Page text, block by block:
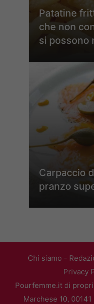
Patatine
che non
si possono
Carpaccio
pranzo
Chi siamo -
Privacy
Pourfemme.it di
Marchese 10,